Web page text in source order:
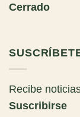
Cerrado
Recibe
Suscribirse